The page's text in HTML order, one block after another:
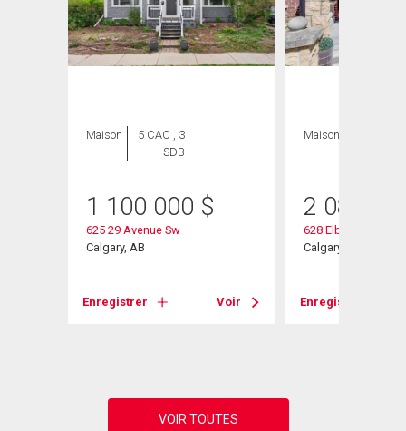
Maison
5 CAC , 3
SDB
1 100 000 $
625 29 Avenue Sw
Calgary, AB
Enregistrer Voir
Maison
2 080
628 Elbow Drive Sw
Calgary, AB
Enregistrer